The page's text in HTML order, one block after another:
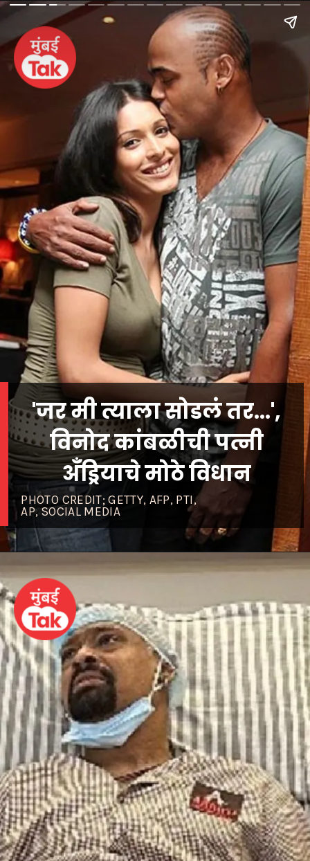
PHOTO CREDIT; GETTY, AFP, PTI,
AP, SOCIAL MEDIA
'जर मी त्याला सोडलं तर...',
विनोद कांबळीची पत्नी
अँड्रियाचे मोठे विधान